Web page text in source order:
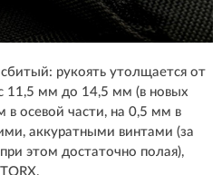
рукоять утолщается от
11,5 мм до 14,5 мм (в новых
осевой части, на 0,5 мм в
аккуратными винтами (за
этом достаточно полая),